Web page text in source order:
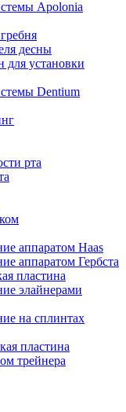
Apolonia
десны
для установки
Dentium
рта
аппаратом Haas
аппаратом Гербста
пластина
элайнерами
на сплинтах
пластина
трейнера